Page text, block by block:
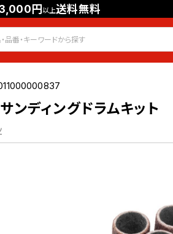
円以上送料無料
会員登録 ログイン お気に入り
ンディングドラムキット